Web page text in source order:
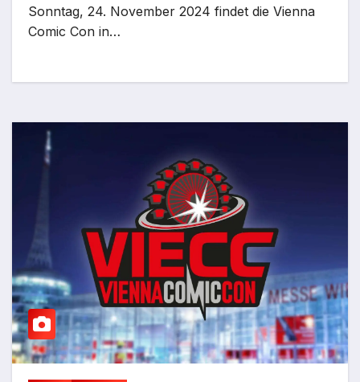
Sonntag, 24. November 2024 findet die Vienna
Comic Con in…